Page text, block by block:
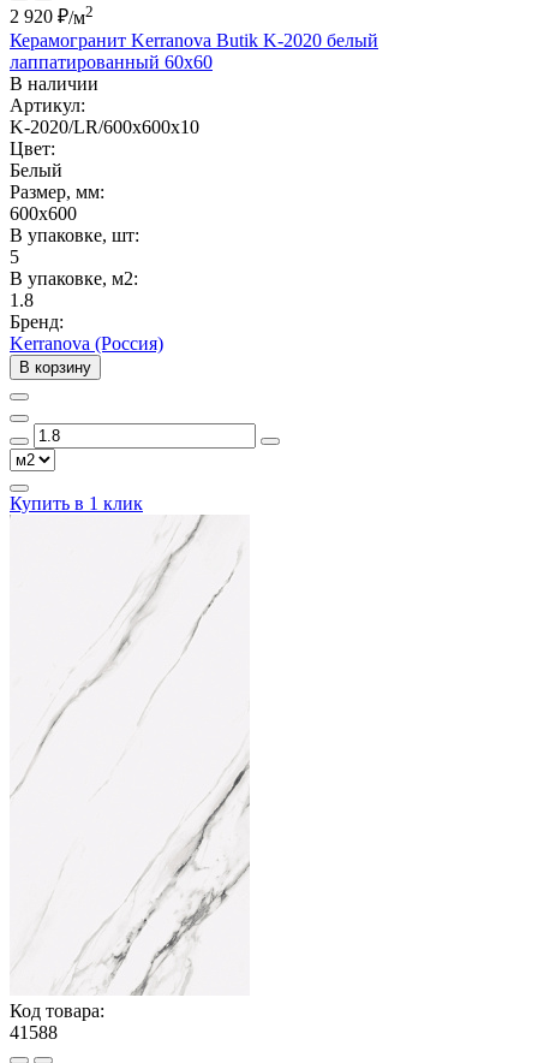
2 920 ₽/м2
Керамогранит Kerranova Butik K-2020 белый
лаппатированный 60x60
В наличии
Артикул:
K-2020/LR/600x600x10
Цвет:
Белый
Размер, мм:
600x600
В упаковке, шт:
5
В упаковке, м2:
1.8
Бренд:
Kerranova (Россия)
В корзину
Купить в 1 клик
Код товара:
41588